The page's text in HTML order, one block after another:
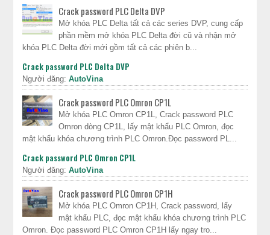
Crack password PLC Delta DVP
Mở khóa PLC Delta tất cả các series DVP, cung cấp
phần mềm mở khóa PLC Delta đời cũ và nhận mở
khóa PLC Delta đời mới gồm tất cả các phiên b...
Crack password PLC Delta DVP
Người đăng:AutoVina
Crack password PLC Omron CP1L
Mở khóa PLC Omron CP1L, Crack password PLC
Omron dòng CP1L, lấy mật khẩu PLC Omron, đọc
mật khẩu khóa chương trình PLC Omron.Đọc password PL...
Crack password PLC Omron CP1L
Người đăng:AutoVina
Crack password PLC Omron CP1H
Mở khóa PLC Omron CP1H, Crack password, lấy
mật khẩu PLC, đọc mật khẩu khóa chương trình PLC
Omron. Đọc password PLC Omron CP1H lấy ngay tro...